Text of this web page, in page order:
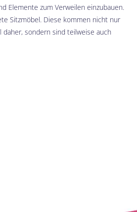
Elemente zum Verweilen einzubauen.
Sitzmöbel. Diese kommen nicht nur
sondern sind teilweise auch